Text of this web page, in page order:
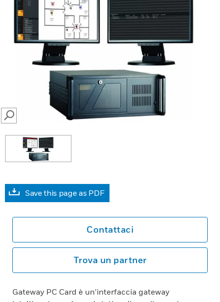
SEARCH
Save this page as PDF
Contattaci
Trova un partner
Gateway PC Card è un’interfaccia gateway